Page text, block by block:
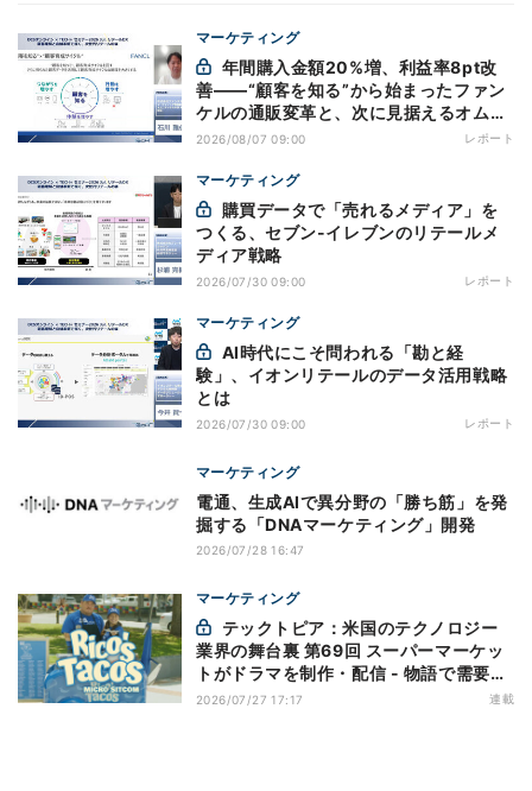
マーケティング
善——“顧客を知る”から始まったファン
ケルの通販変革と、次に見据えるオムニ
チャネル
2026/08/07 09:00 レポート
マーケティング
つくる、セブン-イレブンのリテールメ
ディア戦略
2026/07/30 09:00 レポート
マーケティング
験」、イオンリテールのデータ活用戦略
とは
2026/07/30 09:00 レポート
マーケティング
電通、生成AIで異分野の「勝ち筋」を発
掘する「DNAマーケティング」開発
2026/07/28 16:47
マーケティング
業界の舞台裏 第69回 スーパーマーケッ
トがドラマを制作・配信 - 物語で需要を
演出する小売メディア
2026/07/27 17:17 連載